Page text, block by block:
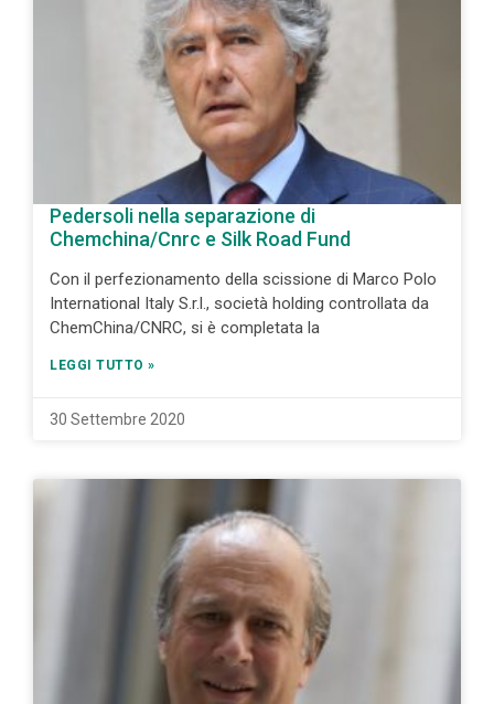
Pedersoli nella separazione di
Chemchina/Cnrc e Silk Road Fund
Con il perfezionamento della scissione di Marco Polo
International Italy S.r.l., società holding controllata da
ChemChina/CNRC, si è completata la
LEGGI TUTTO »
30 Settembre 2020